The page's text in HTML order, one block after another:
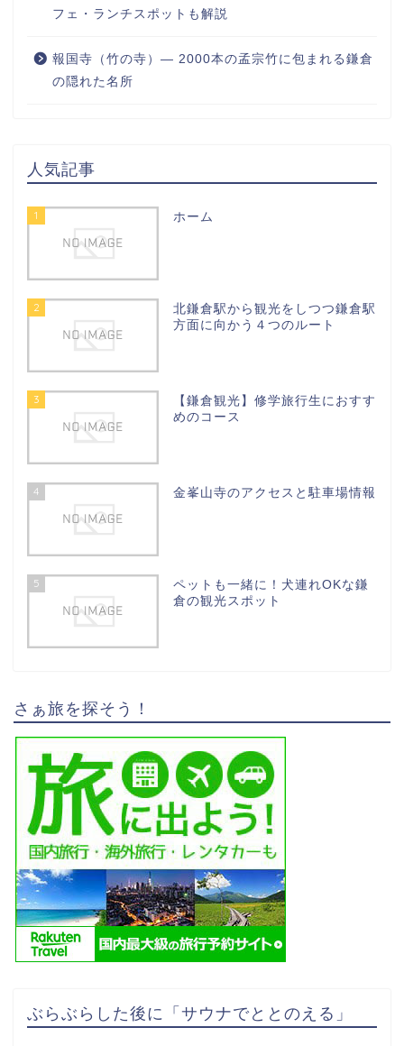
フェ・ランチスポットも解説
報国寺（竹の寺）― 2000本の孟宗竹に包まれる鎌倉
の隠れた名所
人気記事
1 ホーム
2
北鎌倉駅から観光をしつつ鎌倉駅
方面に向かう４つのルート
3
【鎌倉観光】修学旅行生におすす
めのコース
4 金峯山寺のアクセスと駐車場情報
5
ペットも一緒に！犬連れOKな鎌
倉の観光スポット
さぁ旅を探そう！
ぶらぶらした後に「サウナでととのえる」